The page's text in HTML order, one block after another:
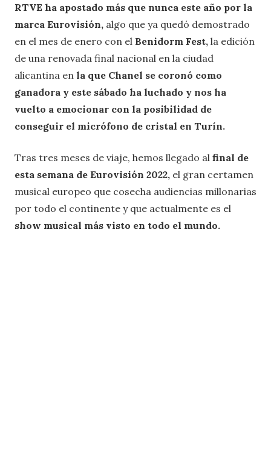
RTVE ha apostado más que nunca este año por la
marca Eurovisión, algo que ya quedó demostrado
en el mes de enero con el Benidorm Fest, la edición
de una renovada final nacional en la ciudad
alicantina en la que Chanel se coronó como
ganadora y este sábado ha luchado y nos ha
vuelto a emocionar con la posibilidad de
conseguir el micrófono de cristal en Turín.
Tras tres meses de viaje, hemos llegado al final de
esta semana de Eurovisión 2022, el gran certamen
musical europeo que cosecha audiencias millonarias
por todo el continente y que actualmente es el
show musical más visto en todo el mundo.